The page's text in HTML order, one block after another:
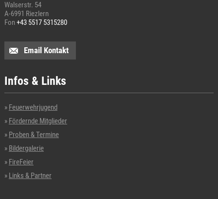
Walserstr. 54
A-6991 Riezlern
Fon+43 5517 5315280
Email Kontakt
Infos & Links
Feuerwehrjugend
Fördernde Mitglieder
Proben & Termine
Bildergalerie
FireFeier
Links & Partner